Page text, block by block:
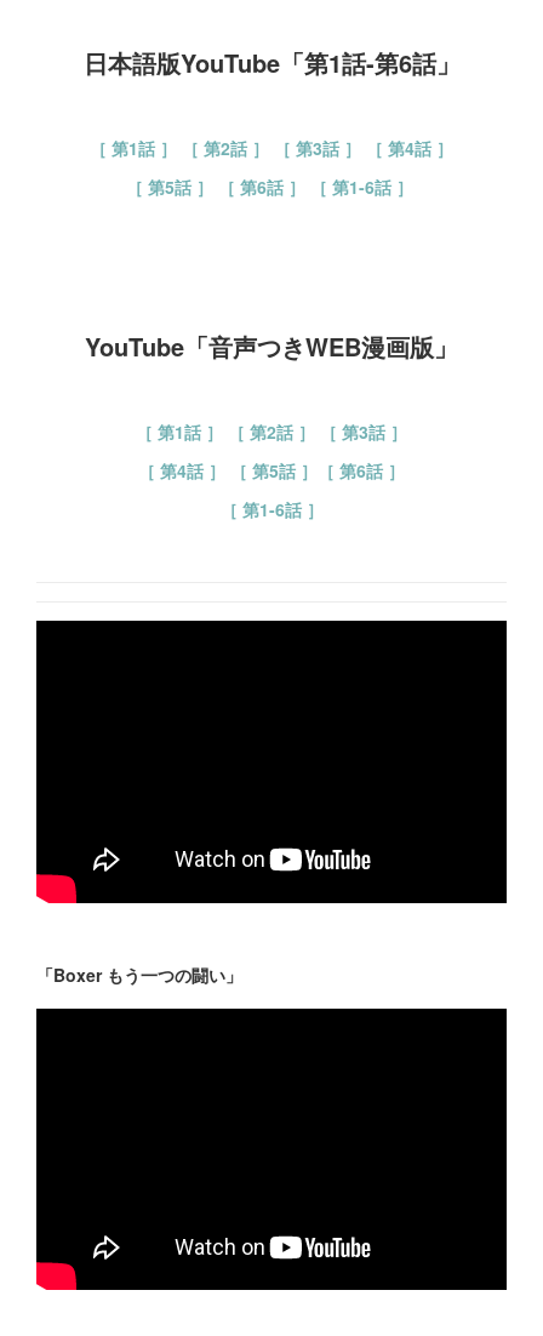
日本語版YouTube「第1話-第6話」
［ 第1話 ］ ［ 第2話 ］ ［ 第3話 ］
［ 第4話 ］
［ 第5話 ］
［ 第6話 ］ ［ 第1-6話 ］
YouTube「音声つきWEB漫画版」
［ 第1話 ］ ［ 第2話 ］
［ 第3話 ］
［ 第4話 ］
［ 第5話 ］
［ 第6話 ］
［ 第1-6話 ］
「Boxer もう一つの闘い」